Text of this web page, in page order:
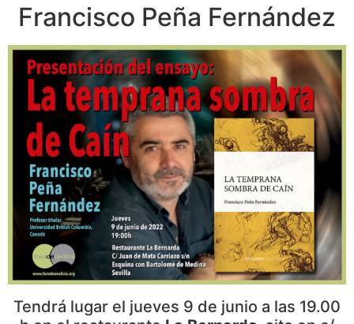
Francisco Peña Fernández
Tendrá lugar el jueves 9 de junio a las 19.00